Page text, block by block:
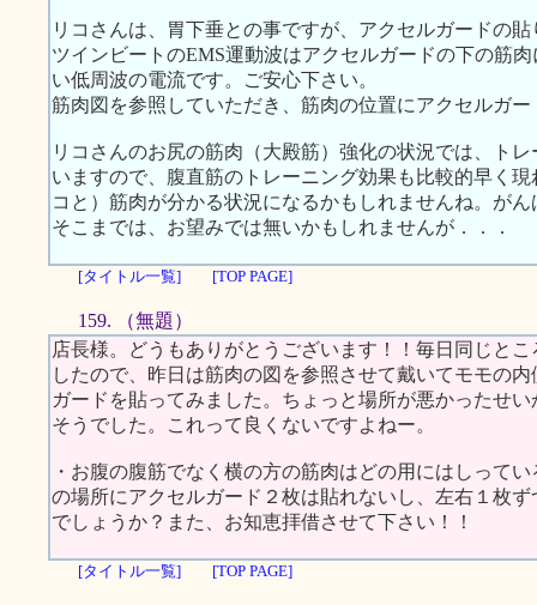
リコさんは、胃下垂との事ですが、アクセルガードの
ツインビートのEMS運動波はアクセルガードの下の筋
い低周波の電流です。ご安心下さい。
筋肉図を参照していただき、筋肉の位置にアクセルガ
リコさんのお尻の筋肉（大殿筋）強化の状況では、ト
いますので、腹直筋のトレーニング効果も比較的早く
コと）筋肉が分かる状況になるかもしれませんね。が
そこまでは、お望みでは無いかもしれませんが．．．
[タイトル一覧] [TOP PAGE]
159. （無題）
店長様。どうもありがとうございます！！毎日同じと
したので、昨日は筋肉の図を参照させて戴いてモモの
ガードを貼ってみました。ちょっと場所が悪かったせ
そうでした。これって良くないですよねー。
・お腹の腹筋でなく横の方の筋肉はどの用にはしって
の場所にアクセルガード２枚は貼れないし、左右１枚
でしょうか？また、お知恵拝借させて下さい！！
[タイトル一覧] [TOP PAGE]